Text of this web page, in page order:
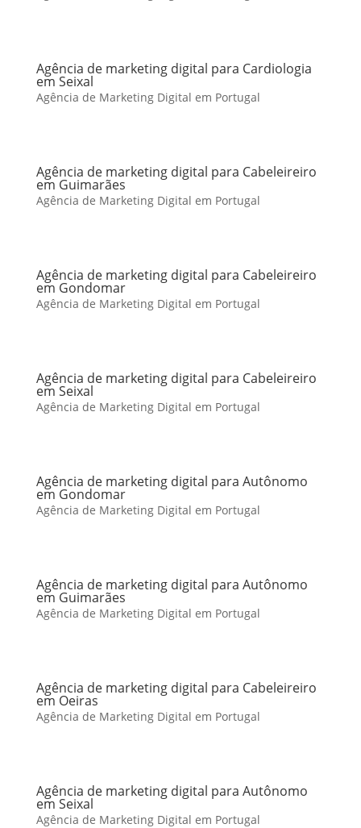
Agência de marketing digital para Cardiologia
em Seixal
Agência de Marketing Digital em Portugal
Agência de marketing digital para Cabeleireiro
em Guimarães
Agência de Marketing Digital em Portugal
Agência de marketing digital para Cabeleireiro
em Gondomar
Agência de Marketing Digital em Portugal
Agência de marketing digital para Cabeleireiro
em Seixal
Agência de Marketing Digital em Portugal
Agência de marketing digital para Autônomo
em Gondomar
Agência de Marketing Digital em Portugal
Agência de marketing digital para Autônomo
em Guimarães
Agência de Marketing Digital em Portugal
Agência de marketing digital para Cabeleireiro
em Oeiras
Agência de Marketing Digital em Portugal
Agência de marketing digital para Autônomo
em Seixal
Agência de Marketing Digital em Portugal